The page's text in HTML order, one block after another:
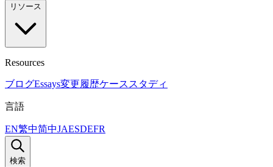
リソース
Resources
ブログEssays変更履歴ケーススタディ
言語
EN繁中简中JAESDEFR
検索